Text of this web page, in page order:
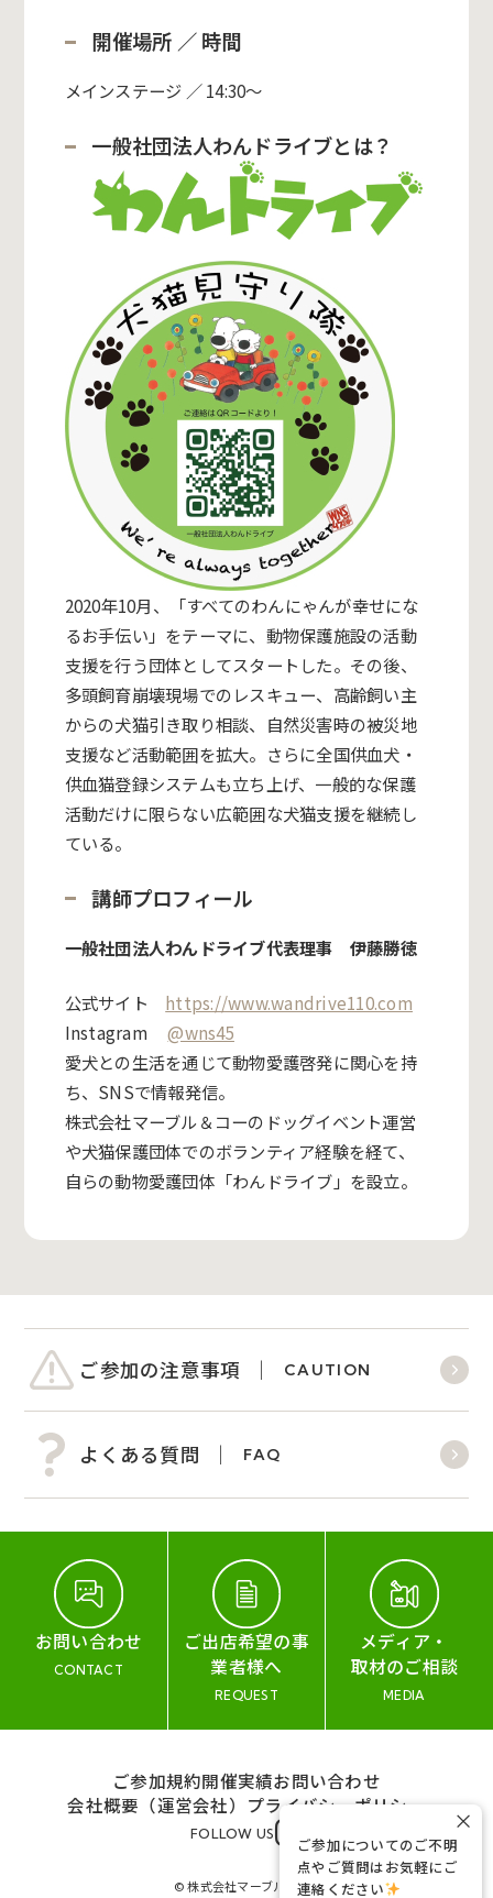
開催場所 ／ 時間
メインステージ ／ 14:30～
一般社団法人わんドライブとは？
2020年10月、「すべてのわんにゃんが幸せにな
るお手伝い」をテーマに、動物保護施設の活動
支援を行う団体としてスタートした。その後、
多頭飼育崩壊現場でのレスキュー、高齢飼い主
からの犬猫引き取り相談、自然災害時の被災地
支援など活動範囲を拡大。さらに全国供血犬・
供血猫登録システムも立ち上げ、一般的な保護
活動だけに限らない広範囲な犬猫支援を継続し
ている。
講師プロフィール
一般社団法人わんドライブ代表理事 伊藤勝徳
公式サイト https://www.wandrive110.com
Instagram@wns45
愛犬との生活を通じて動物愛護啓発に関心を持
ち、SNSで情報発信。
株式会社マーブル＆コーのドッグイベント運営
や犬猫保護団体でのボランティア経験を経て、
自らの動物愛護団体「わんドライブ」を設立。
ご参加の注意事項 CAUTION
よくある質問 FAQ
お問い合わせ
CONTACT
ご出店希望の事
業者様へ
REQUEST
メディア・
取材のご相談
MEDIA
ご参加規約開催実績お問い合わせ
会社概要（運営会社） プライバシーポリシー
FOLLOW US
© 株式会社マーブル&コー
ご参加についてのご不明
点やご質問はお気軽にご
連絡ください
×